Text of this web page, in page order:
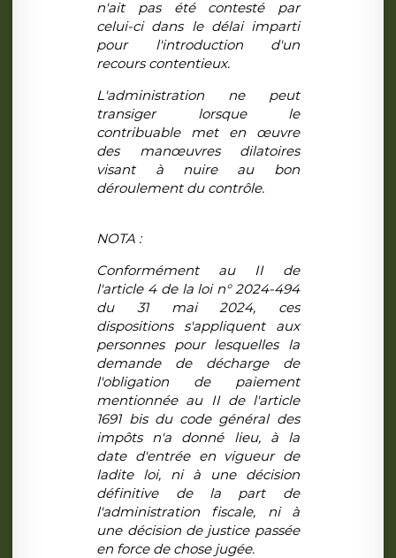
n'ait pas été contesté par
celui-ci dans le délai imparti
pour l'introduction d'un
recours contentieux.
L'administration ne peut
transiger lorsque le
contribuable met en œuvre
des manœuvres dilatoires
visant à nuire au bon
déroulement du contrôle.
NOTA :
Conformément au II de
l'article 4 de la loi n° 2024-494
du 31 mai 2024, ces
dispositions s'appliquent aux
personnes pour lesquelles la
demande de décharge de
l'obligation de paiement
mentionnée au II de l'article
1691 bis du code général des
impôts n'a donné lieu, à la
date d'entrée en vigueur de
ladite loi, ni à une décision
définitive de la part de
l'administration fiscale, ni à
une décision de justice passée
en force de chose jugée.